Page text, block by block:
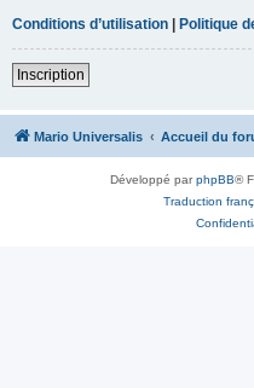
Conditions d’utilisation | Politique
Inscription
Mario Universalis Accueil du
Développé parphpBB®
Traduction